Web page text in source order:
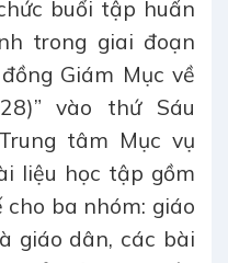
buổi tập huấn
trong giai đoạn
Giám Mục về
vào thứ Sáu
tâm Mục vụ
liệu học tập gồm
ba nhóm: giáo
giáo dân, các bài